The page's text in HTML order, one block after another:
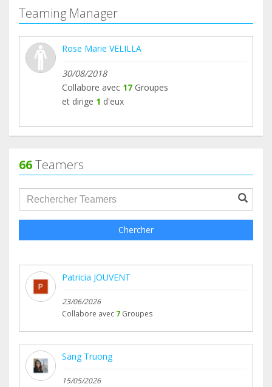
Teaming Manager
Rose Marie VELILLA
30/08/2018
Collabore avec 17 Groupes
et dirige 1 d'eux
66Teamers
groupProfile.searchForm.search.text???
Chercher
Patricia JOUVENT
23/06/2026
Collabore avec 7 Groupes
Sang Truong
15/05/2026